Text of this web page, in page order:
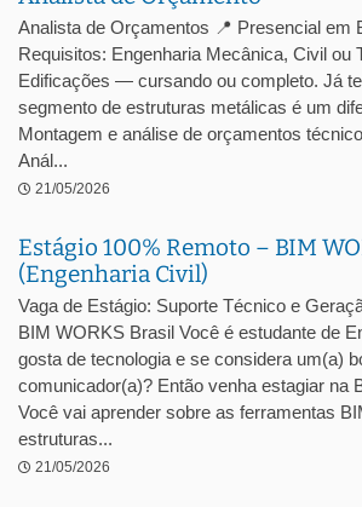
Analista de Orçamentos 📍 Presencial em
Requisitos: Engenharia Mecânica, Civil ou
Edificações — cursando ou completo. Já
segmento de estruturas metálicas é um
Montagem e análise de orçamentos
Anál...
21/05/2026
Estágio 100% Remoto – BIM
(Engenharia Civil)
Vaga de Estágio: Suporte Técnico e
BIM WORKS Brasil Você é estudante de
gosta de tecnologia e se considera um(a)
comunicador(a)? Então venha estagiar na
Você vai aprender sobre as ferramentas
estruturas...
21/05/2026